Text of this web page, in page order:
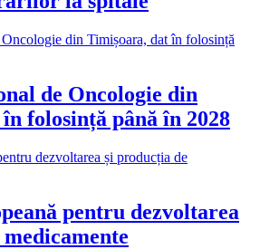
de Oncologie din
folosință până în 2028
pentru dezvoltarea